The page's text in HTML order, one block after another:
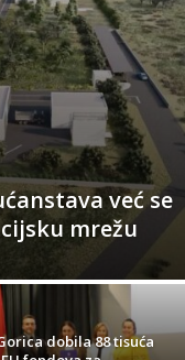
već se
mrežu
dobila 88 tisuća